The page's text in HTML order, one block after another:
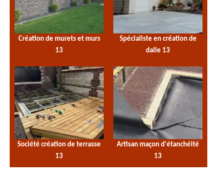
Création de murets et murs
13
Spécialiste en création de
dalle 13
Société création de terrasse
13
Artisan maçon d'étanchéité
13